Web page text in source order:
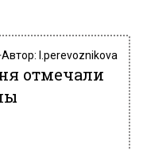
Автор: l.perevoznikova
отмечали